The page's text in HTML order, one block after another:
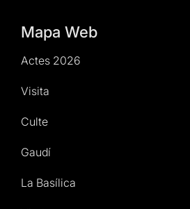
Mapa Web
Actes 2026
Visita
Culte
Gaudí
La Basílica